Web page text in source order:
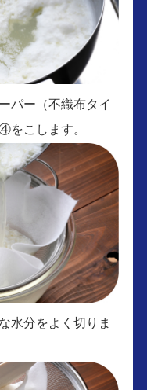
パー（不織布タイ
をこします。
水分をよく切りま